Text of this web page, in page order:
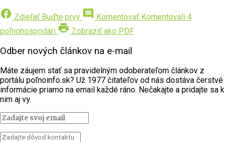
facebook Zdieľať Buďte prvý comment Komentovať Komentovali 4
poľnohospodári print Zobraziť ako PDF
Odber nových článkov na e-mail
Máte záujem stať sa pravidelným odoberateľom článkov z
portálu poľnoinfo.sk? Už 1977 čitateľov od nás dostáva čerstvé
informácie priamo na email každé ráno. Nečakajte a pridajte sa k
nim aj vy.